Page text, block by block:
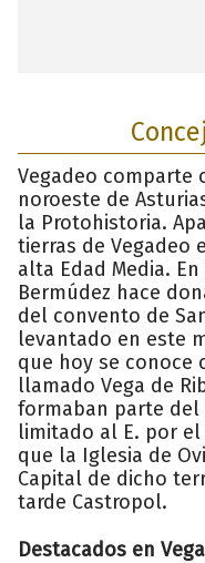
Vegadeo comparte
noroeste de
la Protohistoria.
tierras de Vegadeo
alta Edad Media.
Bermúdez hace
del convento de
levantado en este
que hoy se conoce
llamado Vega de
formaban parte
limitado al E. por
que la Iglesia de
Capital de dicho
tarde Castropol.
Destacados en